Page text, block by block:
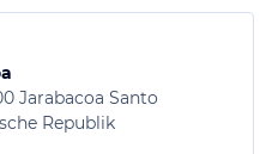
Jarabacoa Santo
Republik